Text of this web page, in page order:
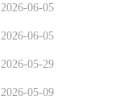
2026-06-05
2026-06-05
2026-05-29
2026-05-09